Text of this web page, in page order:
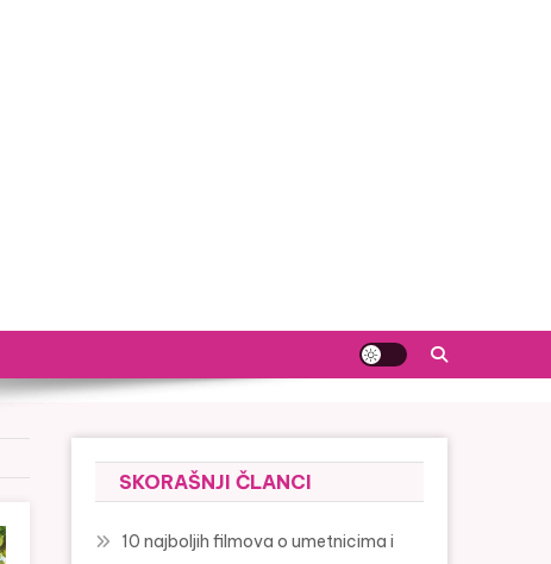
SKORAŠNJI ČLANCI
10 najboljih filmova o umetnicima i